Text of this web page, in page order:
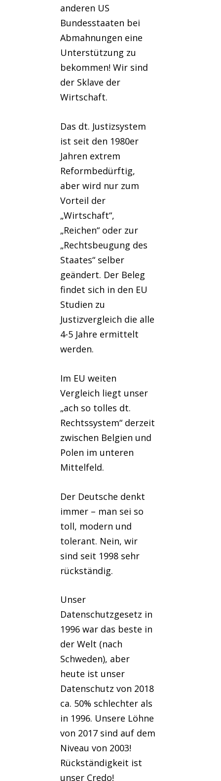
anderen US
Bundesstaaten bei
Abmahnungen eine
Unterstützung zu
bekommen! Wir sind
der Sklave der
Wirtschaft.
Das dt. Justizsystem
ist seit den 1980er
Jahren extrem
Reformbedürftig,
aber wird nur zum
Vorteil der
„Wirtschaft“,
„Reichen“ oder zur
„Rechtsbeugung des
Staates“ selber
geändert. Der Beleg
findet sich in den EU
Studien zu
Justizvergleich die alle
4-5 Jahre ermittelt
werden.
Im EU weiten
Vergleich liegt unser
„ach so tolles dt.
Rechtssystem“ derzeit
zwischen Belgien und
Polen im unteren
Mittelfeld.
Der Deutsche denkt
immer – man sei so
toll, modern und
tolerant. Nein, wir
sind seit 1998 sehr
rückständig.
Unser
Datenschutzgesetz in
1996 war das beste in
der Welt (nach
Schweden), aber
heute ist unser
Datenschutz von 2018
ca. 50% schlechter als
in 1996. Unsere Löhne
von 2017 sind auf dem
Niveau von 2003!
Rückständigkeit ist
unser Credo!